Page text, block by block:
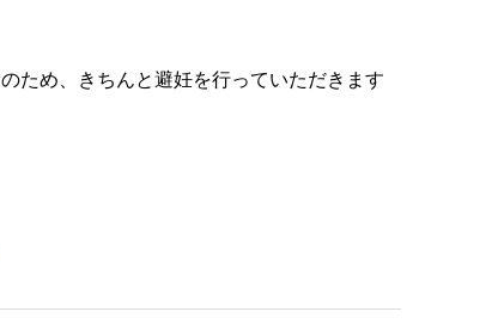
ため、きちんと避妊を行っていただきます